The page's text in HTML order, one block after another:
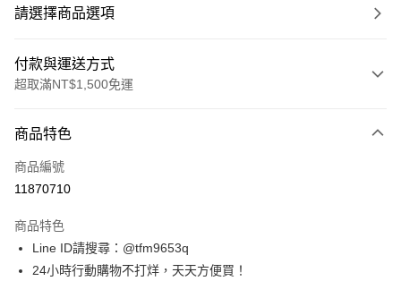
請選擇商品選項
付款與運送方式
超取滿NT$1,500免運
信用卡一次付款
信用卡分期付款
合作金庫商業銀行
華南商業銀行
上海商業儲蓄銀行
台北富邦商業銀行
超商取貨付款
LINE Pay
商品特色
商品編號
11870710
商品特色
Line ID請搜尋：@tfm9653q
24小時行動購物不打烊，天天方便買！